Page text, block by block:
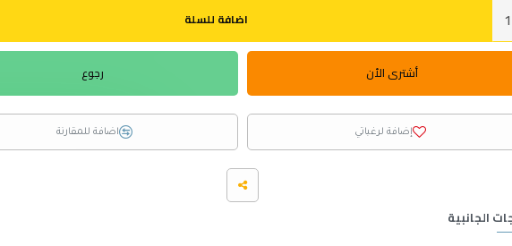
اضافة للسلة
أشترى الأن رجوع
إضافة لرغباتي اضافة للمقارنة
الجانبية